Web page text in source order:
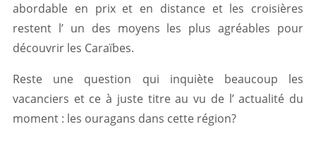
abordable en prix et en distance et les croisières
restent l’ un des moyens les plus agréables pour
découvrir les Caraïbes.
Reste une question qui inquiète beaucoup les
vacanciers et ce à juste titre au vu de l’ actualité du
moment : les ouragans dans cette région?